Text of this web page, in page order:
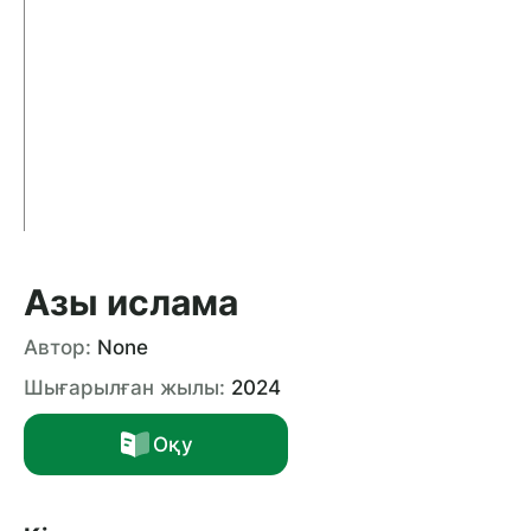
Азы ислама
Автор: None
Шығарылған жылы: 2024
Оқу